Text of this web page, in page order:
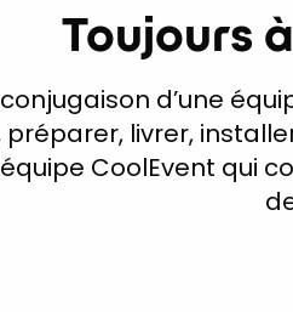
Toujours
d’une
livrer,
CoolEvent qui